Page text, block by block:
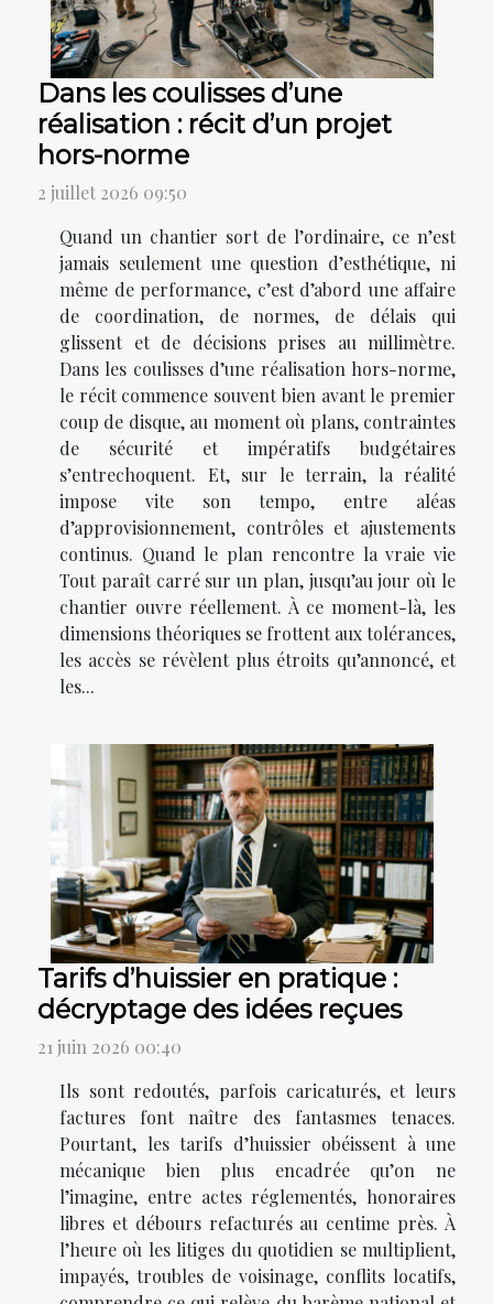
Dans les coulisses d’une
réalisation : récit d’un projet
hors-norme
2 juillet 2026 09:50
Quand un chantier sort de l’ordinaire, ce n’est
jamais seulement une question d’esthétique, ni
même de performance, c’est d’abord une affaire
de coordination, de normes, de délais qui
glissent et de décisions prises au millimètre.
Dans les coulisses d’une réalisation hors-norme,
le récit commence souvent bien avant le premier
coup de disque, au moment où plans, contraintes
de sécurité et impératifs budgétaires
s’entrechoquent. Et, sur le terrain, la réalité
impose vite son tempo, entre aléas
d’approvisionnement, contrôles et ajustements
continus. Quand le plan rencontre la vraie vie
Tout paraît carré sur un plan, jusqu’au jour où le
chantier ouvre réellement. À ce moment-là, les
dimensions théoriques se frottent aux tolérances,
les accès se révèlent plus étroits qu’annoncé, et
les...
Tarifs d’huissier en pratique :
décryptage des idées reçues
21 juin 2026 00:40
Ils sont redoutés, parfois caricaturés, et leurs
factures font naître des fantasmes tenaces.
Pourtant, les tarifs d’huissier obéissent à une
mécanique bien plus encadrée qu’on ne
l’imagine, entre actes réglementés, honoraires
libres et débours refacturés au centime près. À
l’heure où les litiges du quotidien se multiplient,
impayés, troubles de voisinage, conflits locatifs,